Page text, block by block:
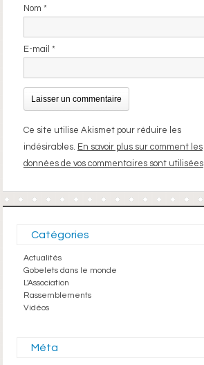
Nom *
E-mail *
Ce site utilise Akismet pour réduire les
indésirables. En savoir plus sur comment les
données de vos commentaires sont utilisées.
Catégories
Actualités
Gobelets dans le monde
L'Association
Rassemblements
Vidéos
Méta